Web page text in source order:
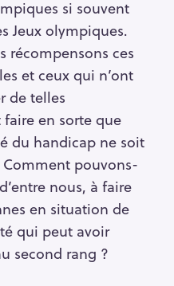
si souvent
Jeux olympiques.
récompensons ces
et ceux qui n’ont
de telles
en sorte que
du handicap ne soit
pouvons-
nous, à faire
en situation de
qui peut avoir
second rang ?